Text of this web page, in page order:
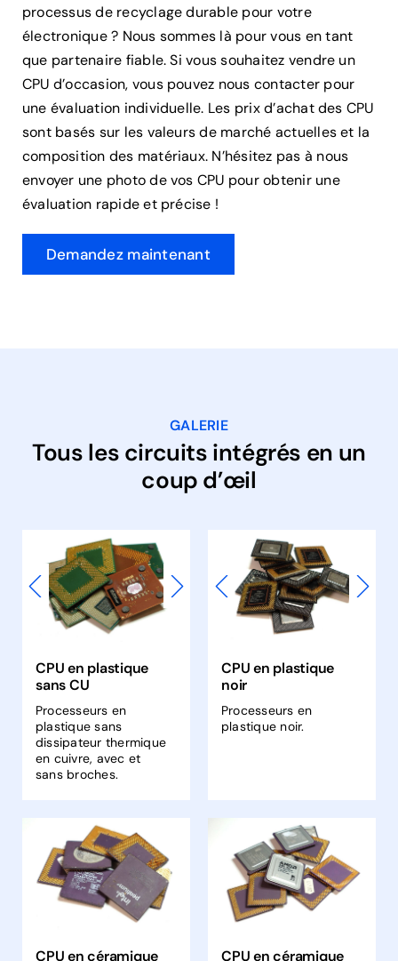
processus de recyclage durable pour votre
électronique ? Nous sommes là pour vous en tant
que partenaire fiable. Si vous souhaitez vendre un
CPU d’occasion, vous pouvez nous contacter pour
une évaluation individuelle. Les prix d’achat des CPU
sont basés sur les valeurs de marché actuelles et la
composition des matériaux. N’hésitez pas à nous
envoyer une photo de vos CPU pour obtenir une
évaluation rapide et précise !
Demandez maintenant
GALERIE
Tous les circuits intégrés en un
coup d’œil
CPU en plastique
sans CU
Processeurs en
plastique sans
dissipateur thermique
en cuivre, avec et
sans broches.
CPU en plastique
noir
Processeurs en
plastique noir.
CPU en céramique CPU en céramique